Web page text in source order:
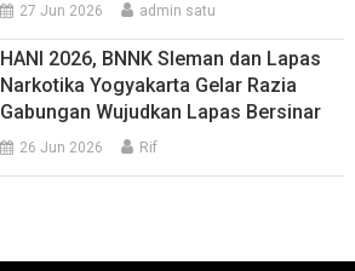
27 Jun 2026 admin satu
HANI 2026, BNNK Sleman dan Lapas
Narkotika Yogyakarta Gelar Razia
Gabungan Wujudkan Lapas Bersinar
26 Jun 2026 Rif